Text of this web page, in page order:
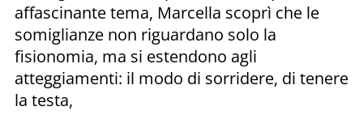
affascinante tema, Marcella scoprì che le
somiglianze non riguardano solo la
fisionomia, ma si estendono agli
atteggiamenti: il modo di sorridere, di tenere
la testa,